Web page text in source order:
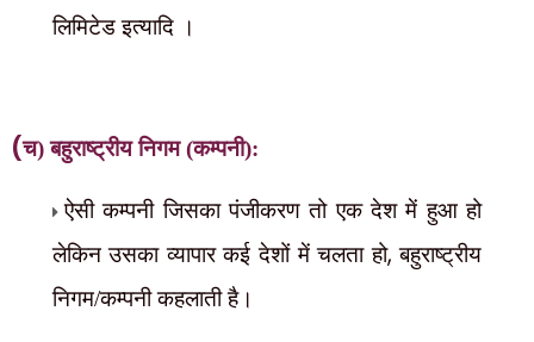
लिमिटेड इत्यादि ।
(च) बहुराष्ट्रीय निगम (कम्पनी):
ऐसी कम्पनी जिसका पंजीकरण तो एक देश में हुआ हो
लेकिन उसका व्यापार कई देशों में चलता हो,बहुराष्ट्रीय
निगम/कम्पनी कहलाती है।